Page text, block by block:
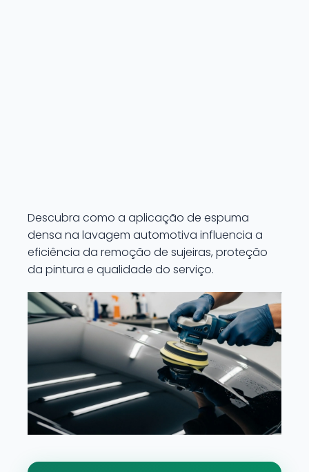
Descubra como a aplicação de espuma
densa na lavagem automotiva influencia a
eficiência da remoção de sujeiras, proteção
da pintura e qualidade do serviço.